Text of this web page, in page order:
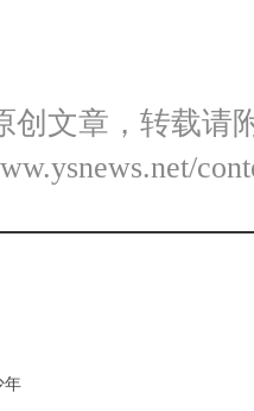
创文章，转载请
年